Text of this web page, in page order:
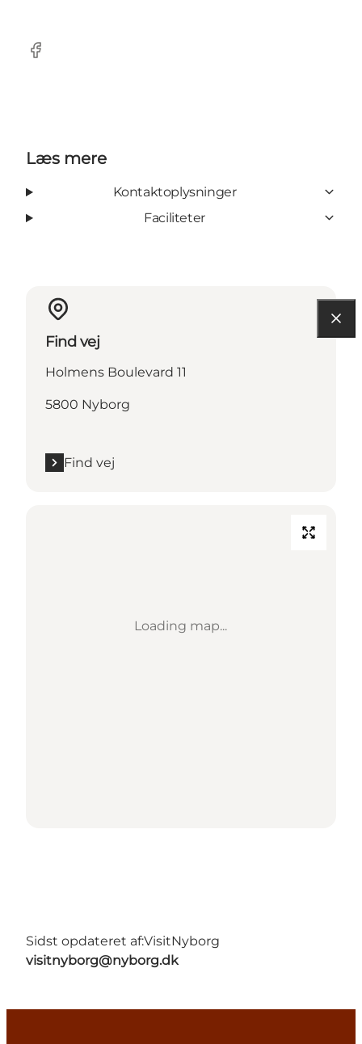
Facebook
Læs mere
Kontaktoplysninger
Faciliteter
Find vej
Holmens Boulevard 11
5800 Nyborg
Find vej
Loading map...
Sidst opdateret af:VisitNyborg
visitnyborg@nyborg.dk